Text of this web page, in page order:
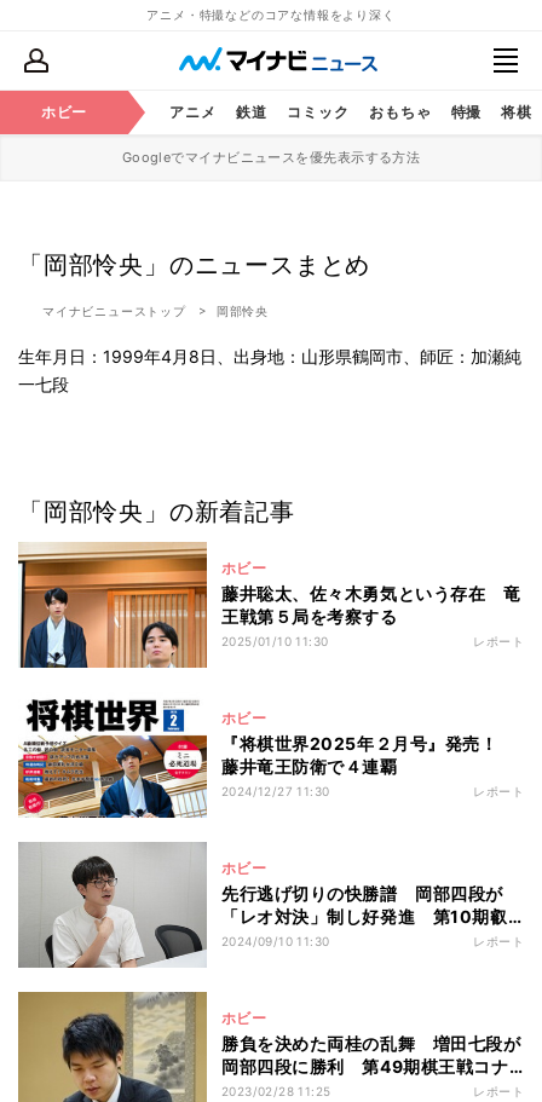
アニメ・特撮などのコアな情報をより深く
ホビー アニメ 鉄道 コミック おもちゃ 特撮 将棋
Googleでマイナビニュースを優先表示する方法
「岡部怜央」のニュースまとめ
マイナビニューストップ 岡部怜央
生年月日：1999年4月8日、出身地：山形県鶴岡市、師匠：加瀬純
一七段
「岡部怜央」の新着記事
ホビー
藤井聡太、佐々木勇気という存在 竜
王戦第５局を考察する
2025/01/10 11:30 レポート
ホビー
『将棋世界2025年２月号』発売！
藤井竜王防衛で４連覇
2024/12/27 11:30 レポート
ホビー
先行逃げ切りの快勝譜 岡部四段が
「レオ対決」制し好発進 第10期叡
王戦段位別予選
2024/09/10 11:30 レポート
ホビー
勝負を決めた両桂の乱舞 増田七段が
岡部四段に勝利 第49期棋王戦コナ
ミグループ杯予選
2023/02/28 11:25 レポート